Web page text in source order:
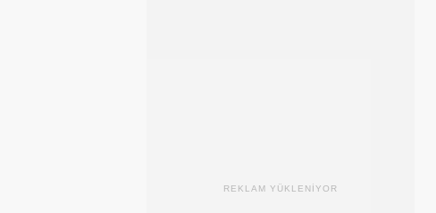
REKLAM YÜKLENİYOR